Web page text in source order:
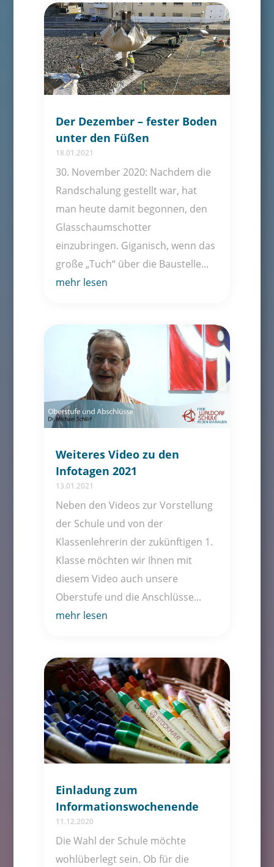
Der Dezember – fester Boden
unter den Füßen
18.01.2021
30. November 2020: Nachdem die
Randschalung gestellt war, hat
man heute damit begonnen, den
Glasschaumschotter
einzubringen. Giganisch, wenn das
große „Tuch“ über die Baustelle...
mehr lesen
Weiteres Video zu den
Infotagen 2021
13.01.2021
Neben den Videos zur Vorstellung
der Schule und von der
Klassenlehrerin der zukünftigen 1.
Klasse möchten wir Ihnen mit
diesem Video auch unsere
Oberstufe und die Anschlüsse...
mehr lesen
Einladung zum
Informationswochenende
11.12.2020
Die Wahl der Schule möchte
wohlüberlegt sein. Ob für die